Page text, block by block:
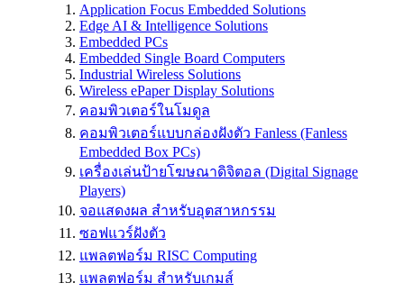
Application Focus Embedded Solutions
Edge AI & Intelligence Solutions
Embedded PCs
Embedded Single Board Computers
Industrial Wireless Solutions
Wireless ePaper Display Solutions
คอมพิวเตอร์ในโมดูล
คอมพิวเตอร์แบบกล่องฝังตัว Fanless (Fanless
Embedded Box PCs)
เครื่องเล่นป้ายโฆษณาดิจิตอล (Digital Signage
Players)
จอแสดงผล สำหรับอุตสาหกรรม
ซอฟแวร์ฝังตัว
แพลตฟอร์ม RISC Computing
แพลตฟอร์ม สำหรับเกมส์